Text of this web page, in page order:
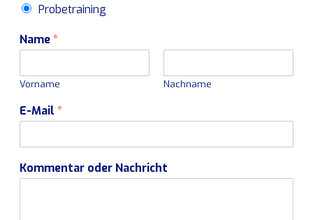
Probetraining
Name*
Vorname Nachname
E-Mail *
Kommentar oder Nachricht